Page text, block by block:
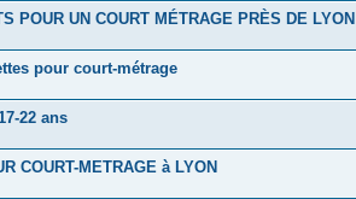
POUR UN COURT MÉTRAGE PRÈS DE LYON
pour court-métrage
22 ans
COURT-METRAGE à LYON